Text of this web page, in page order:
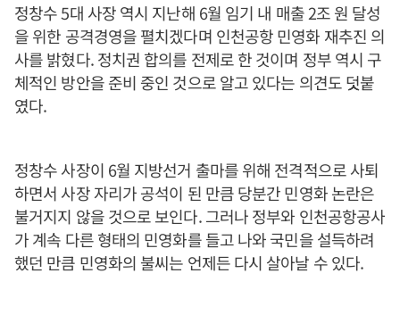
정창수 5대 사장 역시 지난해 6월 임기 내 매출 2조 원 달성
을 위한 공격경영을 펼치겠다며 인천공항 민영화 재추진 의
사를 밝혔다. 정치권 합의를 전제로 한 것이며 정부 역시 구
체적인 방안을 준비 중인 것으로 알고 있다는 의견도 덧붙
였다.
정창수 사장이 6월 지방선거 출마를 위해 전격적으로 사퇴
하면서 사장 자리가 공석이 된 만큼 당분간 민영화 논란은
불거지지 않을 것으로 보인다. 그러나 정부와 인천공항공사
가 계속 다른 형태의 민영화를 들고 나와 국민을 설득하려
했던 만큼 민영화의 불씨는 언제든 다시 살아날 수 있다.